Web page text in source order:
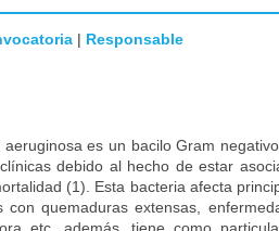
| Responsable
aeruginosa es un bacilo Gram
debido al hecho de estar
(1). Esta bacteria afecta
con quemaduras extensas,